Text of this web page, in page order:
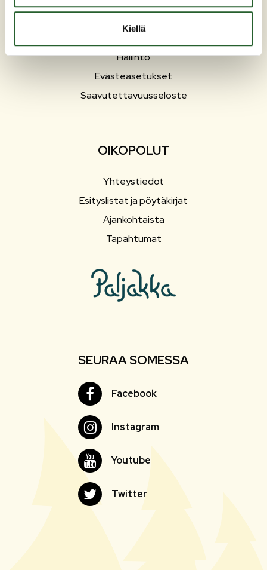
Kiellä
Hallinto
Evästeasetukset
Saavutettavuusseloste
OIKOPOLUT
Yhteystiedot
Esityslistat ja pöytäkirjat
Ajankohtaista
Tapahtumat
SEURAA SOMESSA
FacebookFacebook
InstagramInstagram
YoutubeYoutube
Twitter Twitter